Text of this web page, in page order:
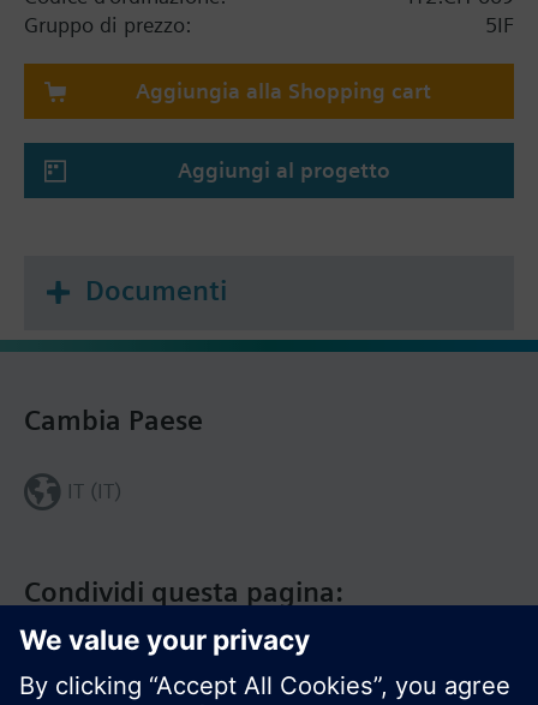
Gruppo di prezzo:
5IF
Aggiungia alla Shopping cart
Aggiungi al progetto
Documenti
Condividi questa pagina:
Cambia Paese
IT (IT)